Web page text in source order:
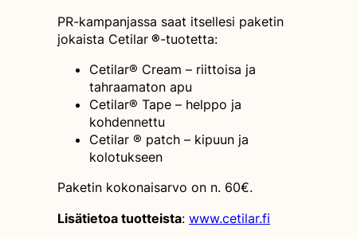
PR-kampanjassa saat itsellesi paketin
jokaista Cetilar ®-tuotetta:
Cetilar® Cream – riittoisa ja
tahraamaton apu
Cetilar® Tape – helppo ja
kohdennettu
Cetilar ® patch – kipuun ja
kolotukseen
Paketin kokonaisarvo on n. 60€.
Lisätietoa tuotteista: www.cetilar.fi